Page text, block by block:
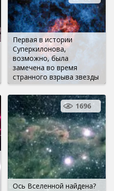
Первая в истории
Суперкилонова,
возможно, была
замечена во время
странного взрыва звезды
Ось Вселенной найдена?
1696